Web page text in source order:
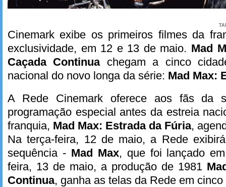
Cinemark exibe os primeiros filmes da
exclusividade, em 12 e 13 de maio. Mad
Caçada Continuachegam a cinco
nacional do novo longa da série: Mad Max:
A Rede Cinemark oferece aos fãs da
programação especial antes da estreia
franquia, Mad Max: Estrada da Fúria,
Na terça-feira, 12 de maio, a Rede
sequência - Mad Max, que foi lançado
feira, 13 de maio, a produção de 1981
Continua, ganha as telas da Rede em